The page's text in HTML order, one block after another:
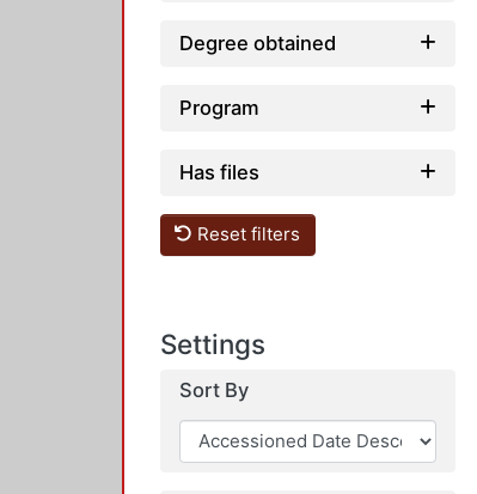
Degree obtained
Program
Has files
Reset filters
Settings
Sort By